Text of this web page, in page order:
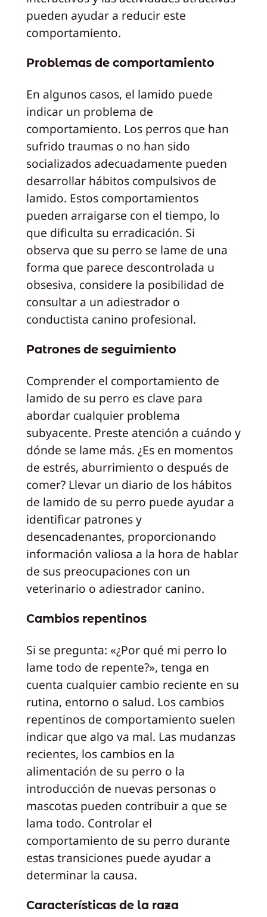
pueden ayudar a reducir este
comportamiento.
Problemas de comportamiento
En algunos casos, el lamido puede
indicar un problema de
comportamiento. Los perros que han
sufrido traumas o no han sido
socializados adecuadamente pueden
desarrollar hábitos compulsivos de
lamido. Estos comportamientos
pueden arraigarse con el tiempo, lo
que dificulta su erradicación. Si
observa que su perro se lame de una
forma que parece descontrolada u
obsesiva, considere la posibilidad de
consultar a un adiestrador o
conductista canino profesional.
Patrones de seguimiento
Comprender el comportamiento de
lamido de su perro es clave para
abordar cualquier problema
subyacente. Preste atención a cuándo y
dónde se lame más. ¿Es en momentos
de estrés, aburrimiento o después de
comer? Llevar un diario de los hábitos
de lamido de su perro puede ayudar a
identificar patrones y
desencadenantes, proporcionando
información valiosa a la hora de hablar
de sus preocupaciones con un
veterinario o adiestrador canino.
Cambios repentinos
Si se pregunta: «¿Por qué mi perro lo
lame todo de repente?», tenga en
cuenta cualquier cambio reciente en su
rutina, entorno o salud. Los cambios
repentinos de comportamiento suelen
indicar que algo va mal. Las mudanzas
recientes, los cambios en la
alimentación de su perro o la
introducción de nuevas personas o
mascotas pueden contribuir a que se
lama todo. Controlar el
comportamiento de su perro durante
estas transiciones puede ayudar a
determinar la causa.
Características de la raza